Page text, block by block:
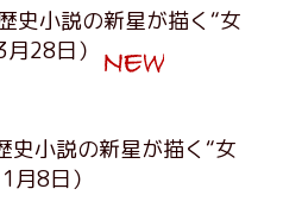
小説の新星が描く“女
28日）
小説の新星が描く“女
月8日）